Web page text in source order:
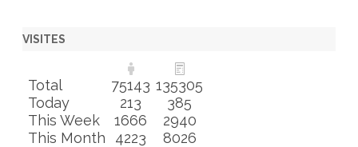
VISITES
Total 75143 135305
Today
213
385
This Week
1666
2940
This Month
4223 8026